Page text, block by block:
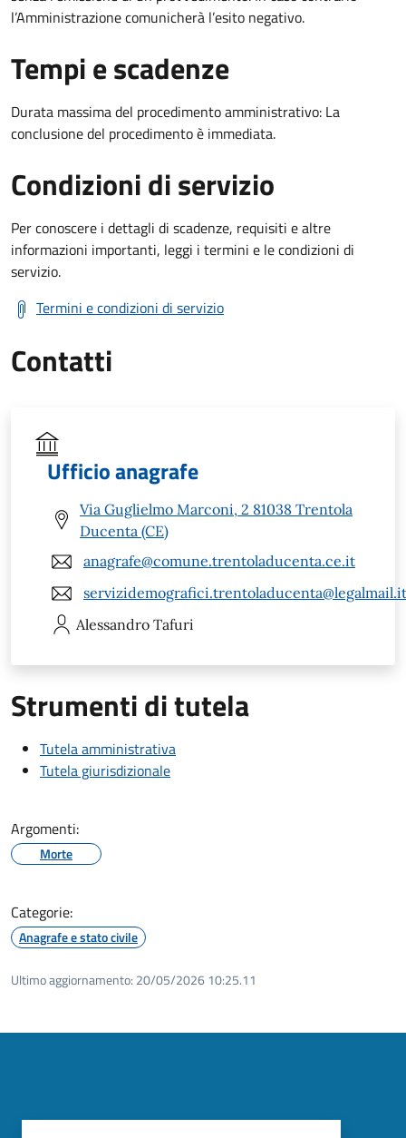
l’Amministrazione comunicherà l’esito negativo.
Tempi e scadenze
Durata massima del procedimento amministrativo: La
conclusione del procedimento è immediata.
Condizioni di servizio
Per conoscere i dettagli di scadenze, requisiti e altre
informazioni importanti, leggi i termini e le condizioni di
servizio.
Termini e condizioni di servizio
Contatti
Ufficio anagrafe
Via Guglielmo Marconi, 2 81038 Trentola
Ducenta (CE)
anagrafe@comune.trentoladucenta.ce.it
servizidemografici.trentoladucenta@legalmail.it
Alessandro Tafuri
Strumenti di tutela
Tutela amministrativa
Tutela giurisdizionale
Argomenti:
Morte
Categorie:
Anagrafe e stato civile
Ultimo aggiornamento: 20/05/2026 10:25.11